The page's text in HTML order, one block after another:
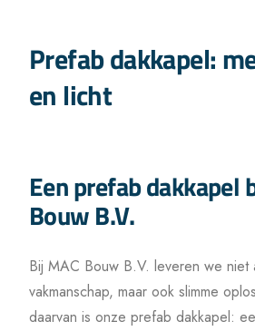
Prefab dakkapel:
en licht
Een prefab dakkapel
Bouw B.V.
Bij MAC Bouw B.V. leveren we niet
vakmanschap, maar ook slimme
daarvan is onze prefab dakkapel: